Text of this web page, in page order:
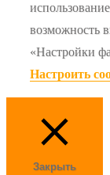
возможность
«Настройки
Настроить
Закрыть